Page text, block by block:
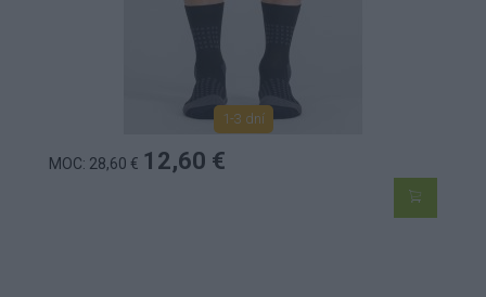
1-3 dní
MOC: 28,60 € 12,60 €